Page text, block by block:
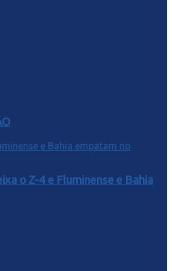
o Z-4 e Fluminense e Bahia